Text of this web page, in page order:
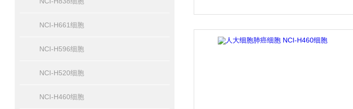
NCI-H661细胞
NCI-H596细胞
NCI-H520细胞
NCI-H460细胞